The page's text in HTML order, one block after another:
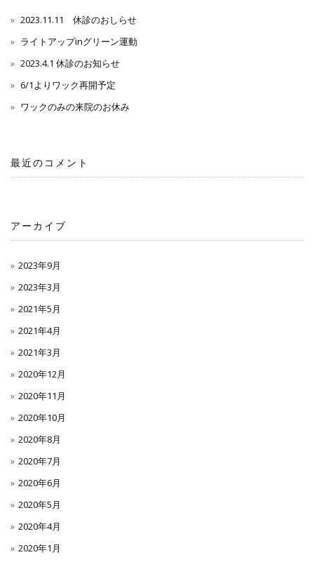
2023.11.11 休診のおしらせ
ライトアップinグリーン運動
2023.4.1 休診のお知らせ
6/1よりワック再開予定
ワックのみの来院のお休み
最近のコメント
アーカイブ
2023年9月
2023年3月
2021年5月
2021年4月
2021年3月
2020年12月
2020年11月
2020年10月
2020年8月
2020年7月
2020年6月
2020年5月
2020年4月
2020年1月